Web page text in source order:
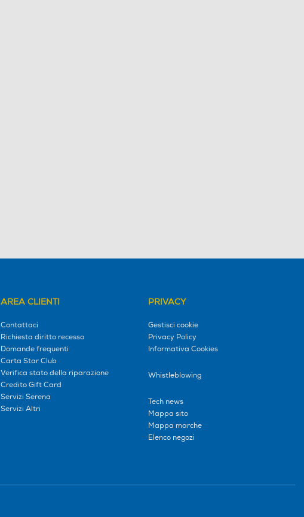
AREA CLIENTI
Contattaci
Richiesta diritto recesso
Domande frequenti
Carta Star Club
Verifica stato della riparazione
Credito Gift Card
Servizi Serena
Servizi Altri
PRIVACY
Gestisci cookie
Privacy Policy
Informativa Cookies
Whistleblowing
Tech news
Mappa sito
Mappa marche
Elenco negozi